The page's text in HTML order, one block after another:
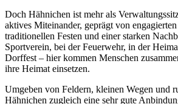
Doch Hähnichen ist mehr als
aktives Miteinander, geprägt von
traditionellen Festen und einer starken
Sportverein, bei der Feuerwehr, in der
Dorffest – hier kommen Menschen
ihre Heimat einsetzen.
Umgeben von Feldern, kleinen Wegen und
Hähnichen zugleich eine sehr gute